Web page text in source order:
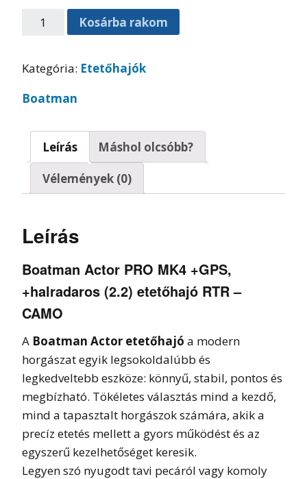
Kosárba rakom
Kategória: Etetőhajók
Boatman
Leírás
Máshol olcsóbb?
Vélemények (0)
Leírás
Boatman Actor PRO MK4 +GPS,
+halradaros (2.2) etetőhajó RTR –
CAMO
A Boatman Actor etetőhajó a modern
horgászat egyik legsokoldalúbb és
legkedveltebb eszköze: könnyű, stabil, pontos és
megbízható. Tökéletes választás mind a kezdő,
mind a tapasztalt horgászok számára, akik a
precíz etetés mellett a gyors működést és az
egyszerű kezelhetőséget keresik.
Legyen szó nyugodt tavi pecáról vagy komoly